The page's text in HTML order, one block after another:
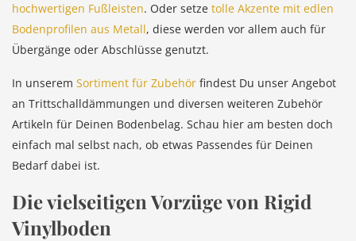
hochwertigen Fußleisten. Oder setze tolle Akzente mit edlen
Bodenprofilen aus Metall, diese werden vor allem auch für
Übergänge oder Abschlüsse genutzt.
In unserem Sortiment für Zubehör findest Du unser Angebot
an Trittschalldämmungen und diversen weiteren Zubehör
Artikeln für Deinen Bodenbelag. Schau hier am besten doch
einfach mal selbst nach, ob etwas Passendes für Deinen
Bedarf dabei ist.
Die vielseitigen Vorzüge von Rigid
Vinylboden